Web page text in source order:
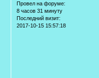
Провел на форуме:
8 часов 31 минуту
Последний визит:
2017-10-15 15:57:18